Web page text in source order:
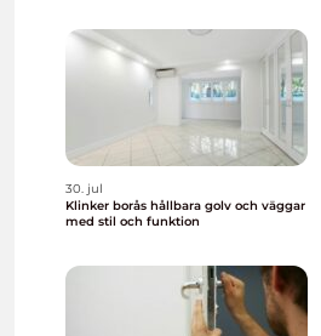
30. jul
Klinker borås hållbara golv och väggar
med stil och funktion